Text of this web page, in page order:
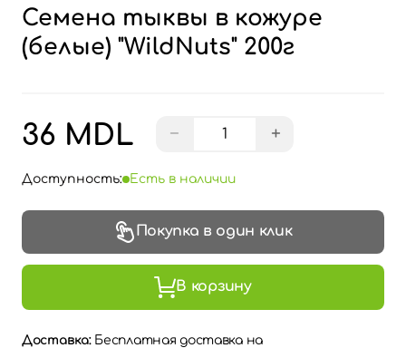
Семена тыквы в кожуре
(белые) "WildNuts" 200г
36 MDL − +
Доступность: Есть в наличии
Покупка в один клик
В корзину
Доставка: Бесплатная доставка на